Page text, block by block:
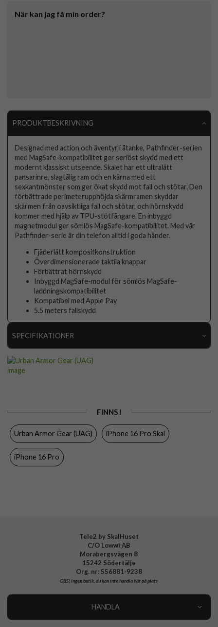
När kan jag få min order?
PRODUKTBESKRIVNING
Designad med action och äventyr i åtanke, Pathfinder-serien
med MagSafe-kompatibilitet ger seriöst skydd med ett
modernt klassiskt utseende. Skalet har ett ultralätt
pansarinre, slagtålig ram och en kärna med ett
sexkantmönster som ger ökat skydd mot fall och stötar. Den
förbättrade perimeterupphöjda skärmramen skyddar
skärmen från oavsiktliga fall och stötar, och hörnskydd
kommer med hjälp av TPU-stötfångare. En inbyggd
magnetmodul ger sömlös MagSafe-kompatibilitet. Med vår
Pathfinder-serie är din telefon alltid i goda händer.
Fjäderlätt kompositkonstruktion
Överdimensionerade taktila knappar
Förbättrat hörnskydd
Inbyggd MagSafe-modul för sömlös MagSafe-
laddningskompatibilitet
Kompatibel med Apple Pay
5.5 meters fallskydd
SPECIFIKATIONER
Artikelnummer
Passar till
MagSafe-kompatibel, Stöttålig
Färg
Material Hårdplast (PC), Mjukplast (TPU)
Varumärke
FINNS I
Urban Armor Gear (UAG) iPhone 16 Pro Skal
iPhone 16 Pro
Tele2 by SkalHuset
C/O Lowwi AB
Morabergsvägen 8
15242 Södertälje
Org. nr: 556881-9238
OBS!Ingen butik, du kan inte handla här på plats
HANDLA